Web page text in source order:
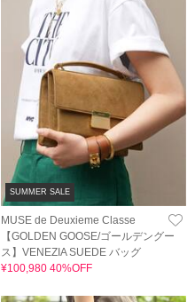
SUMMER SALE
MUSE de Deuxieme Classe
【GOLDEN GOOSE/ゴールデングー
ス】VENEZIA SUEDE バッグ
¥100,980 40%OFF